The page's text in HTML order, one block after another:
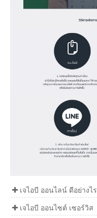
เจไอบี ออนไลน์ ดีอย่างไร
เจไอบี ออนไซต์ เซอร์วิส